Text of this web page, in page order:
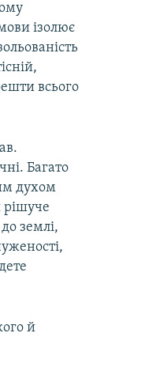
ізолює
всього
Багато
духом
рішуче
землі,
й